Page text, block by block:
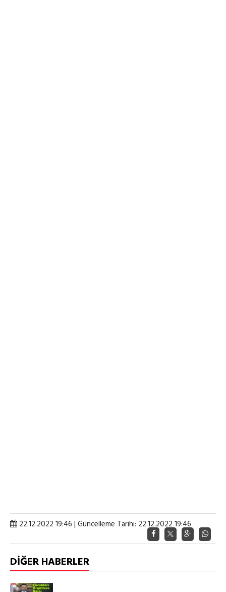
22.12.2022 19:46 | Güncelleme Tarihi: 22.12.2022 19:46
DİĞER HABERLER